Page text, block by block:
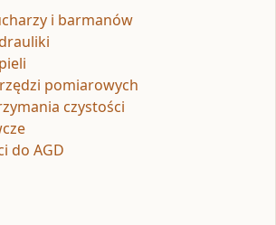
i barmanów
pomiarowych
czystości
do AGD